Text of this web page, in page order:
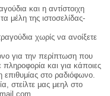
και η αντίστοιχη
μέλη της ιστοσελίδας-
χωρίς να ανοίξετε
για την περίπτωση που
και για κάποιες
επιθυμίας στο ραδιόφωνο.
στείλτε μας μεηλ στο